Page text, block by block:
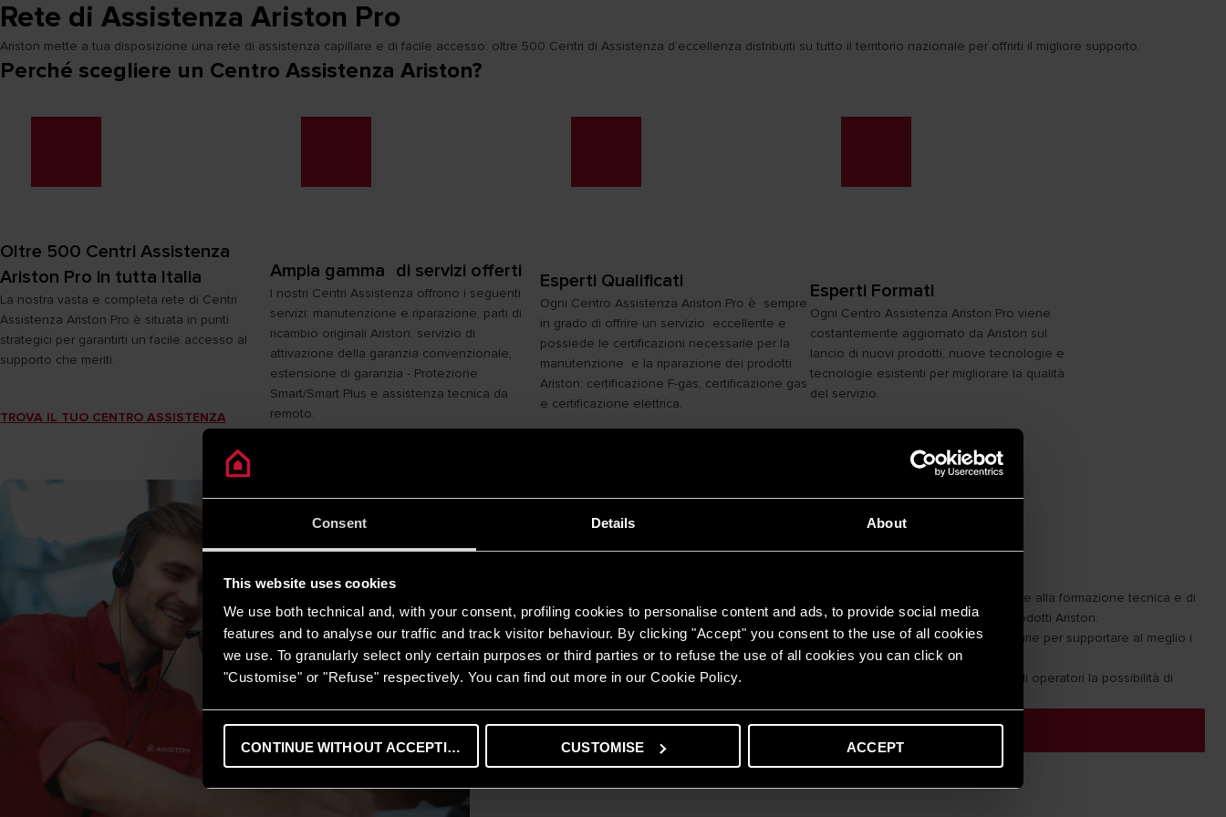
Consent Details About
This website uses cookies
We use both technical and, with your consent, profiling cookies to personalise content and ads, to provide social media
features and to analyse our traffic and track visitor behaviour. By clicking "Accept" you consent to the use of all cookies
we use. To granularly select only certain purposes or third parties or to refuse the use of all cookies you can click on
"Customise" or "Refuse" respectively. You can find out more in our Cookie Policy.
CONTINUE WITHOUT ACCEPTING CUSTOMISE ACCEPT
Rete di Assistenza Ariston Pro
Ariston mette a tua disposizione una rete di assistenza capillare e di facile accesso: oltre 500 Centri di Assistenza d’eccellenza distribuiti su tutto il territorio nazionale per offrirti il migliore supporto.
Perché scegliere un Centro Assistenza Ariston?
Oltre 500 Centri Assistenza
Ariston Pro in tutta Italia
La nostra vasta e completa rete di Centri
Assistenza Ariston Pro è situata in punti
strategici per garantirti un facile accesso al
supporto che meriti.
TROVA IL TUO CENTRO ASSISTENZA
Ampia gamma di servizi offerti
I nostri Centri Assistenza offrono i seguenti
servizi: manutenzione e riparazione, parti di
ricambio originali Ariston, servizio di
attivazione della garanzia convenzionale,
estensione di garanzia - Protezione
Smart/Smart Plus e assistenza tecnica da
remoto.
Esperti Qualificati
Ogni Centro Assistenza Ariston Pro è sempre
in grado di offrire un servizio eccellente e
possiede le certificazioni necessarie per la
manutenzione e la riparazione dei prodotti
Ariston: certificazione F-gas, certificazione gas
e certificazione elettrica.
Esperti Formati
Ogni Centro Assistenza Ariston Pro viene
costantemente aggiornato da Ariston sul
lancio di nuovi prodotti, nuove tecnologie e
tecnologie esistenti per migliorare la qualità
del servizio.
I nostri Centri Assistenza Pro vengono formati in strutture all’avanguardia dotate di aree dedicate alla formazione tecnica e di
laboratori completamente attrezzati per simulare interventi di manutenzione e riparazione di prodotti Ariston.
In queste strutture i professionisti vengono dotati delle competenze e dell’esperienza necessarie per supportare al meglio i
propri clienti e soddisfare le loro esigenze.
Laboratori completamente attrezzati,con aree dedicate alla formazione tecnica, offrono agli operatori la possibilità di
TROVA IL TUO CENTRO ASSISTENZA